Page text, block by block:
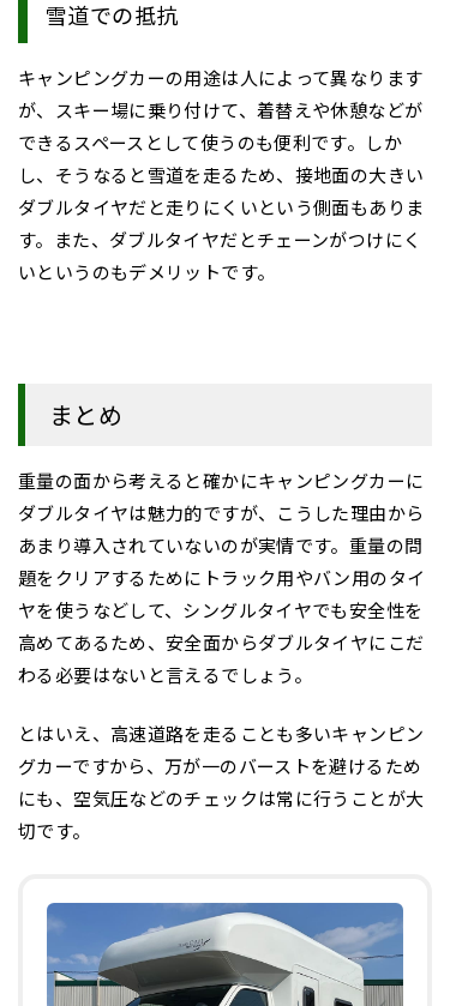
雪道での抵抗
キャンピングカーの用途は人によって異なります
が、スキー場に乗り付けて、着替えや休憩などが
できるスペースとして使うのも便利です。しか
し、そうなると雪道を走るため、接地面の大きい
ダブルタイヤだと走りにくいという側面もありま
す。また、ダブルタイヤだとチェーンがつけにく
いというのもデメリットです。
まとめ
重量の面から考えると確かにキャンピングカーに
ダブルタイヤは魅力的ですが、こうした理由から
あまり導入されていないのが実情です。重量の問
題をクリアするためにトラック用やバン用のタイ
ヤを使うなどして、シングルタイヤでも安全性を
高めてあるため、安全面からダブルタイヤにこだ
わる必要はないと言えるでしょう。
とはいえ、高速道路を走ることも多いキャンピン
グカーですから、万が一のバーストを避けるため
にも、空気圧などのチェックは常に行うことが大
切です。